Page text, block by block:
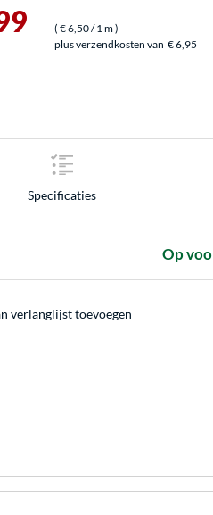
( € 6,50/ 1 m)
plus verzendkosten van € 6,95
Specificaties
Op
verlanglijst toevoegen